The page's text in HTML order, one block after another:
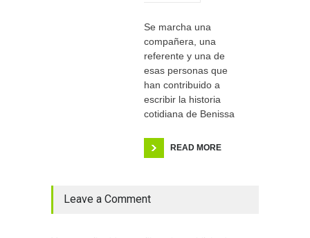
Se marcha una
compañera, una
referente y una de
esas personas que
han contribuido a
escribir la historia
cotidiana de Benissa
READ MORE
Leave a Comment